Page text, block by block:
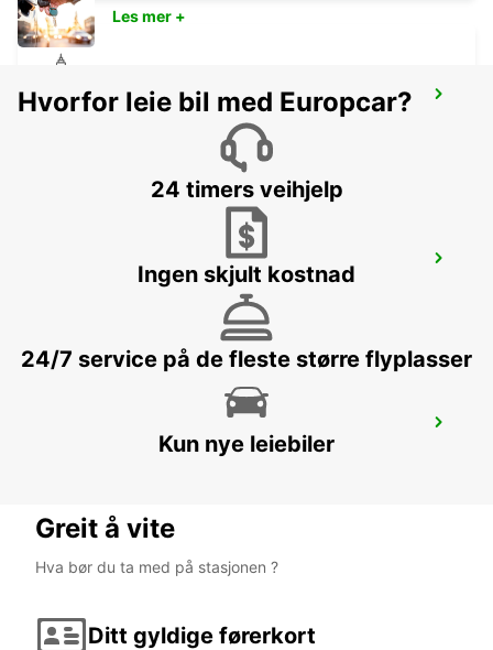
KUSADASI
MYKONOS PORT MEET AND GREET
MYKONOS - GREECE
MYKONOS - GREECE
Les mer +
Hvorfor leie bil med Europcar?
24 timers veihjelp
Ingen skjult kostnad
24/7 service på de fleste større flyplasser
Kun nye leiebiler
Greit å vite
Hva bør du ta med på stasjonen ?
Ditt gyldige førerkort